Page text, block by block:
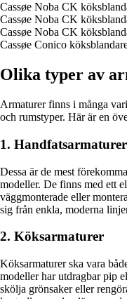
Cassøe Noba CK
Cassøe Noba CK
Cassøe Noba CK
Cassøe Conico
Olika typer av
Armaturer finns i många
och rumstyper. Här är en
1. Handfatsarmaturer
Dessa är de mest
modeller. De finns med ett
väggmonterade eller
sig från enkla, moderna
2. Köksarmaturer
Köksarmaturer ska vara
modeller har utdragbar pip
skölja grönsaker eller